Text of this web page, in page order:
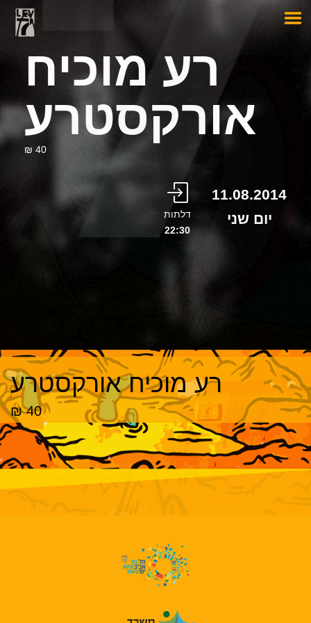
רע מוכיח
אורקסטרע
40 ₪
11.08.2014
יום שני
דלתות
22:30
רע מוכיח אורקסטרע
40 ₪